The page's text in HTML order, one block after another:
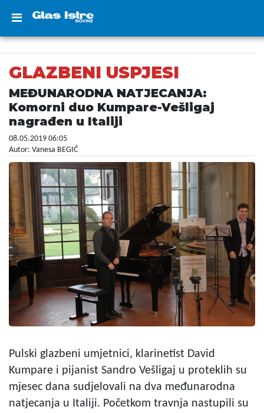
GLAZBENI USPJESI
MEĐUNARODNA NATJECANJA:
Komorni duo Kumpare-Vešligaj
nagrađen u Italiji
08.05.2019 06:05
Autor: Vanesa BEGIĆ
Pulski glazbeni umjetnici, klarinetist David
Kumpare i pijanist Sandro Vešligaj u proteklih su
mjesec dana sudjelovali na dva međunarodna
natjecanja u Italiji. Početkom travnja nastupili su